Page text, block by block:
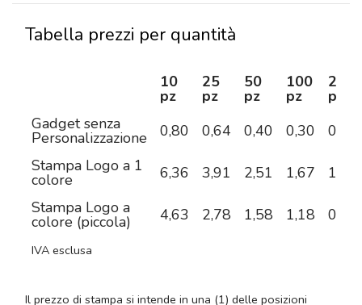
Tabella prezzi per quantità
10
pz
25
pz
50
pz
100
pz
250
pz
Gadget senza
Personalizzazione 0,80 0,64 0,40 0,30
0,29
Stampa Logo a 1
colore 6,36 3,91 2,51 1,67
1,20
Stampa Logo a
colore (piccola) 4,63 2,78 1,58 1,18 0,99
IVA esclusa
Il prezzo di stampa si intende in una (1) delle posizioni